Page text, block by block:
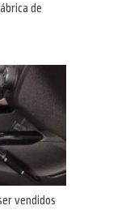
de
vendidos